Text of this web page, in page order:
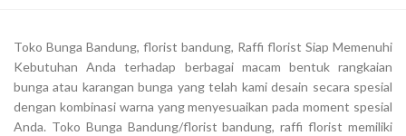
Toko Bunga Bandung, florist bandung, Raffi florist Siap Memenuhi
Kebutuhan Anda terhadap berbagai macam bentuk rangkaian
bunga atau karangan bunga yang telah kami desain secara spesial
dengan kombinasi warna yang menyesuaikan pada moment spesial
Anda. Toko Bunga Bandung/florist bandung, raffi florist memiliki